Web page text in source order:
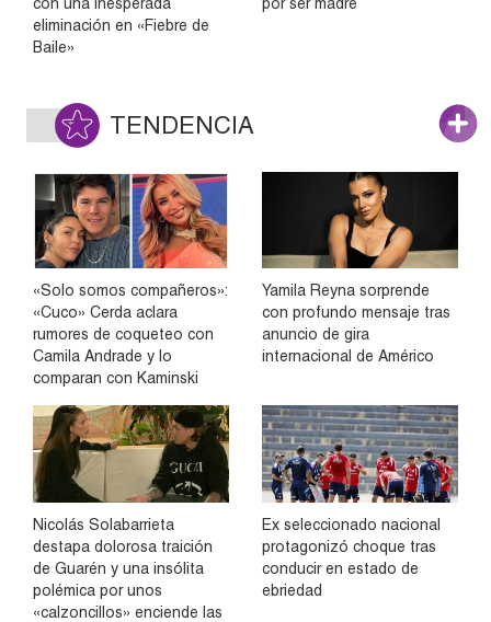
eliminación en «Fiebre de
Baile»
TENDENCIA
«Solo somos compañeros»:
«Cuco» Cerda aclara
rumores de coqueteo con
Camila Andrade y lo
comparan con Kaminski
Yamila Reyna sorprende
con profundo mensaje tras
anuncio de gira
internacional de Américo
Nicolás Solabarrieta
destapa dolorosa traición
de Guarén y una insólita
polémica por unos
«calzoncillos» enciende las
Ex seleccionado nacional
protagonizó choque tras
conducir en estado de
ebriedad